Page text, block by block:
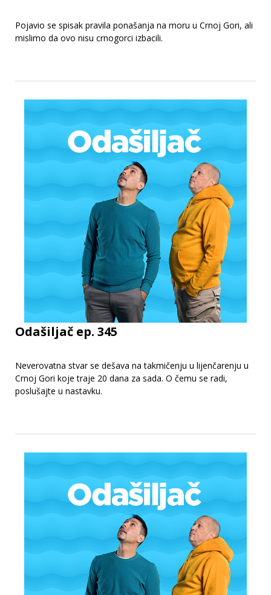
Pojavio se spisak pravila ponašanja na moru u Crnoj Gori, ali
mislimo da ovo nisu crnogorci izbacili.
Odašiljač ep. 345
Neverovatna stvar se dešava na takmičenju u lijenčarenju u
Crnoj Gori koje traje 20 dana za sada. O čemu se radi,
poslušajte u nastavku.